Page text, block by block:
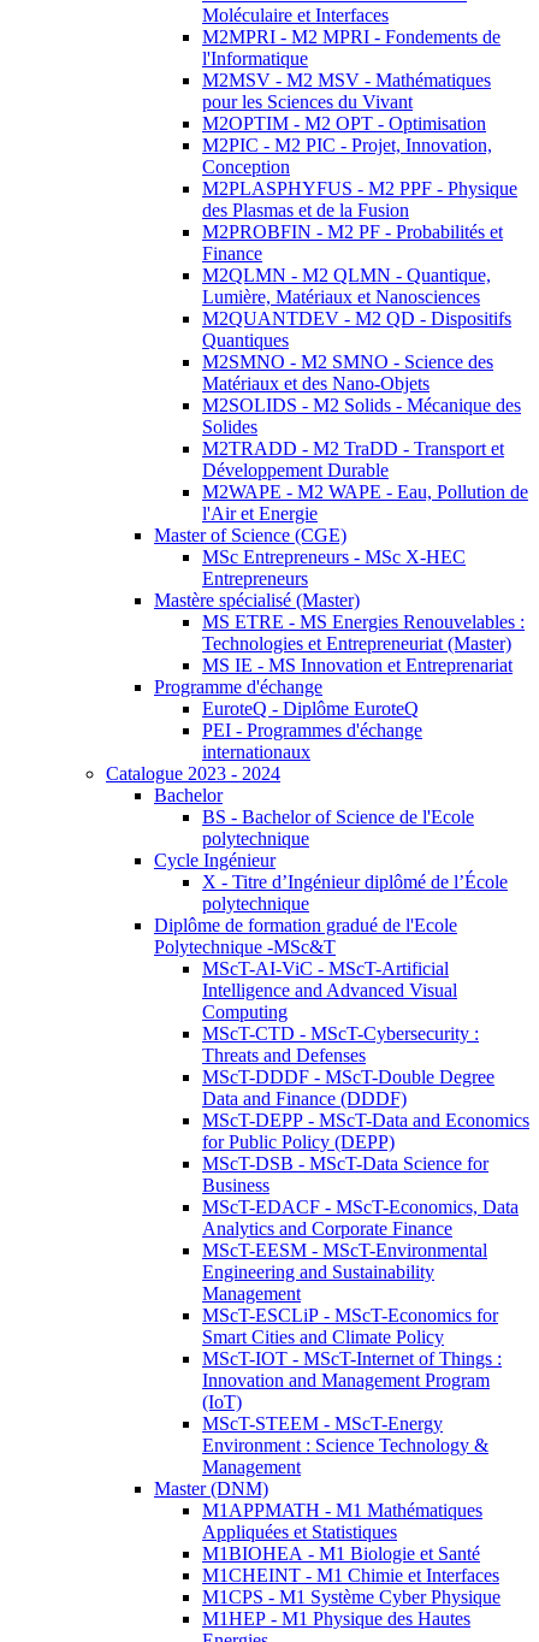
Moléculaire et Interfaces
M2MPRI - M2 MPRI - Fondements de
l'Informatique
M2MSV - M2 MSV - Mathématiques
pour les Sciences du Vivant
M2OPTIM - M2 OPT - Optimisation
M2PIC - M2 PIC - Projet, Innovation,
Conception
M2PLASPHYFUS - M2 PPF - Physique
des Plasmas et de la Fusion
M2PROBFIN - M2 PF - Probabilités et
Finance
M2QLMN - M2 QLMN - Quantique,
Lumière, Matériaux et Nanosciences
M2QUANTDEV - M2 QD - Dispositifs
Quantiques
M2SMNO - M2 SMNO - Science des
Matériaux et des Nano-Objets
M2SOLIDS - M2 Solids - Mécanique des
Solides
M2TRADD - M2 TraDD - Transport et
Développement Durable
M2WAPE - M2 WAPE - Eau, Pollution de
l'Air et Energie
Master of Science (CGE)
MSc Entrepreneurs - MSc X-HEC
Entrepreneurs
Mastère spécialisé (Master)
MS ETRE - MS Energies Renouvelables :
Technologies et Entrepreneuriat (Master)
MS IE - MS Innovation et Entreprenariat
Programme d'échange
EuroteQ - Diplôme EuroteQ
PEI - Programmes d'échange
internationaux
Catalogue 2023 - 2024
Bachelor
BS - Bachelor of Science de l'Ecole
polytechnique
Cycle Ingénieur
X - Titre d’Ingénieur diplômé de l’École
polytechnique
Diplôme de formation gradué de l'Ecole
Polytechnique -MSc&T
MScT-AI-ViC - MScT-Artificial
Intelligence and Advanced Visual
Computing
MScT-CTD - MScT-Cybersecurity :
Threats and Defenses
MScT-DDDF - MScT-Double Degree
Data and Finance (DDDF)
MScT-DEPP - MScT-Data and Economics
for Public Policy (DEPP)
MScT-DSB - MScT-Data Science for
Business
MScT-EDACF - MScT-Economics, Data
Analytics and Corporate Finance
MScT-EESM - MScT-Environmental
Engineering and Sustainability
Management
MScT-ESCLiP - MScT-Economics for
Smart Cities and Climate Policy
MScT-IOT - MScT-Internet of Things :
Innovation and Management Program
(IoT)
MScT-STEEM - MScT-Energy
Environment : Science Technology &
Management
Master (DNM)
M1APPMATH - M1 Mathématiques
Appliquées et Statistiques
M1BIOHEA - M1 Biologie et Santé
M1CHEINT - M1 Chimie et Interfaces
M1CPS - M1 Système Cyber Physique
M1HEP - M1 Physique des Hautes